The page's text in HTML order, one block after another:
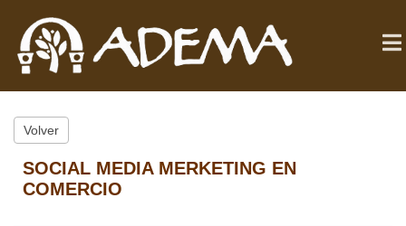
Volver
SOCIAL MEDIA MERKETING EN
COMERCIO